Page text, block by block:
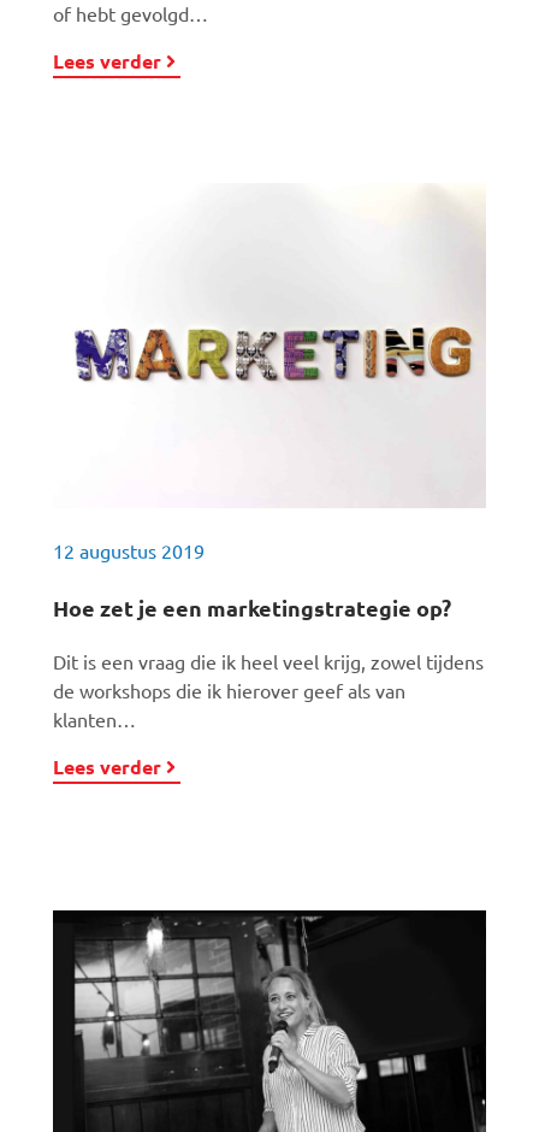
of hebt gevolgd…
Lees verder
12 augustus 2019
Hoe zet je een marketingstrategie op?
Dit is een vraag die ik heel veel krijg, zowel tijdens
de workshops die ik hierover geef als van
klanten…
Lees verder